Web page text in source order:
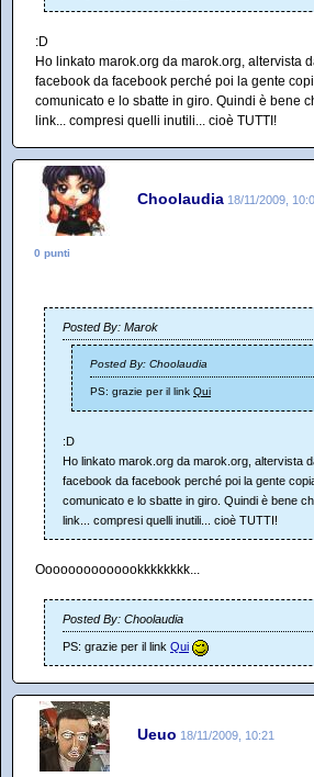
:D
Ho linkato marok.org da marok.org, altervista
facebook da facebook perché poi la gente
comunicato e lo sbatte in giro. Quindi è bene
link... compresi quelli inutili... cioè TUTTI!
Choolaudia 18/11/2009,
0 punti
Posted By: Marok
Posted By: Choolaudia
PS: grazie per il link Qui
:D
Ho linkato marok.org da marok.org, altervista
facebook da facebook perché poi la gente
comunicato e lo sbatte in giro. Quindi è bene
link... compresi quelli inutili... cioè TUTTI!
Oooooooooooookkkkkkkk...
Posted By: Choolaudia
PS: grazie per il link Qui
Ueuo 18/11/2009, 10:21